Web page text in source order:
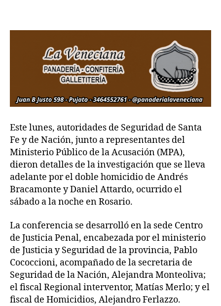
Este lunes, autoridades de Seguridad de Santa
Fe y de Nación, junto a representantes del
Ministerio Público de la Acusación (MPA),
dieron detalles de la investigación que se lleva
adelante por el doble homicidio de Andrés
Bracamonte y Daniel Attardo, ocurrido el
sábado a la noche en Rosario.
La conferencia se desarrolló en la sede Centro
de Justicia Penal, encabezada por el ministerio
de Justicia y Seguridad de la provincia, Pablo
Cococcioni, acompañado de la secretaria de
Seguridad de la Nación, Alejandra Monteoliva;
el fiscal Regional interventor, Matías Merlo; y el
fiscal de Homicidios, Alejandro Ferlazzo.